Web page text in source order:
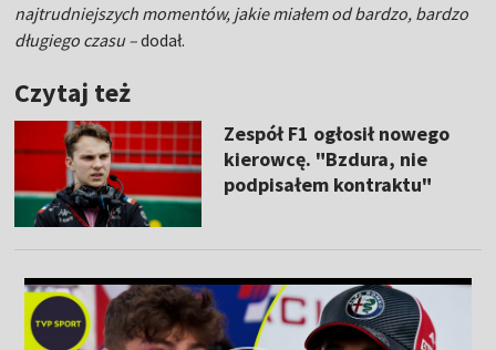
najtrudniejszych momentów, jakie miałem od bardzo, bardzo
długiego czasu –dodał.
Czytaj też
Zespół F1 ogłosił nowego
kierowcę. "Bzdura, nie
podpisałem kontraktu"